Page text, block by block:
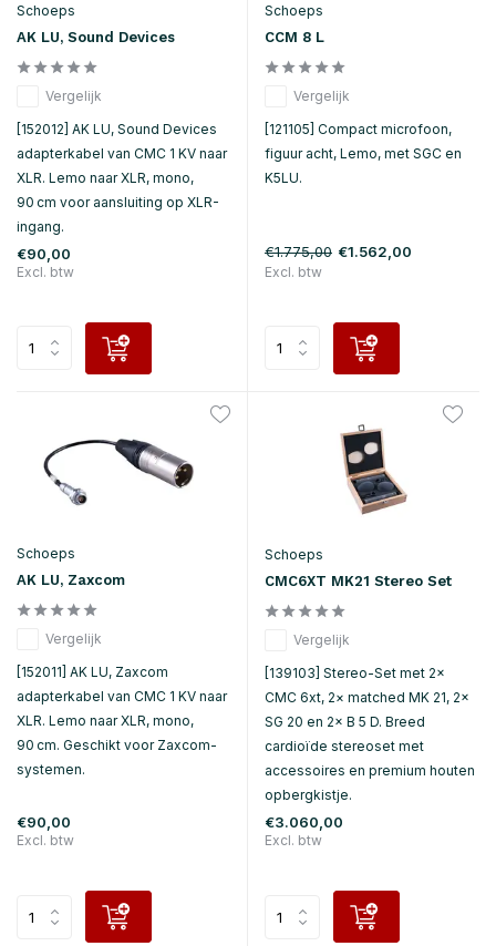
Schoeps
AK LU, Sound Devices
Vergelijk
[152012] AK LU, Sound Devices
adapterkabel van CMC 1 KV naar
XLR. Lemo naar XLR, mono,
90 cm voor aansluiting op XLR-
ingang.
€90,00
Excl. btw
Schoeps
CCM 8 L
Vergelijk
[121105] Compact microfoon,
figuur acht, Lemo, met SGC en
K5LU.
€1.775,00 €1.562,00
Excl. btw
Schoeps
AK LU, Zaxcom
Vergelijk
[152011] AK LU, Zaxcom
adapterkabel van CMC 1 KV naar
XLR. Lemo naar XLR, mono,
90 cm. Geschikt voor Zaxcom-
systemen.
€90,00
Excl. btw
Schoeps
CMC6XT MK21 Stereo Set
Vergelijk
[139103] Stereo-Set met 2×
CMC 6xt, 2× matched MK 21, 2×
SG 20 en 2× B 5 D. Breed
cardioïde stereoset met
accessoires en premium houten
opbergkistje.
€3.060,00
Excl. btw